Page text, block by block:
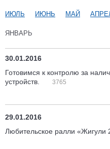
ИЮЛЬ ИЮНЬ МАЙ
ЯНВАРЬ
30.01.2016
Готовимся к контролю за
устройств.
3765
29.01.2016
Любительское ралли «Жигули
Статьи